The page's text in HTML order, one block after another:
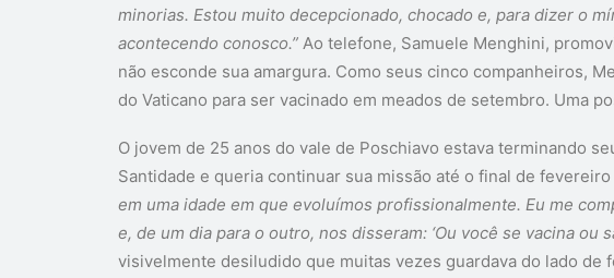
minorias. Estou muito decepcionado, chocado e, para dizer o
acontecendo conosco.” Ao telefone, Samuele Menghini,
não esconde sua amargura. Como seus cinco companheiros,
do Vaticano para ser vacinado em meados de setembro. Uma
O jovem de 25 anos do vale de Poschiavo estava terminando
Santidade e queria continuar sua missão até o final de
em uma idade em que evoluímos profissionalmente. Eu me
e, de um dia para o outro, nos disseram: ‘Ou você se vacina ou
visivelmente desiludido que muitas vezes guardava do lado de